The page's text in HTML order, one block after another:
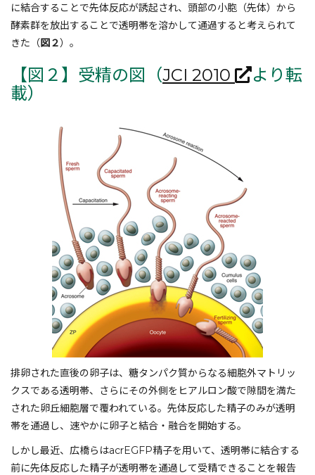
に結合することで先体反応が誘起され、頭部の小胞（先体）から
酵素群を放出することで透明帯を溶かして通過すると考えられて
きた（図２）。
【図２】受精の図（JCI 2010
より転
載）
排卵された直後の卵子は、糖タンパク質からなる細胞外マトリッ
クスである透明帯、さらにその外側をヒアルロン酸で隙間を満た
された卵丘細胞層で覆われている。先体反応した精子のみが透明
帯を通過し、速やかに卵子と結合・融合を開始する。
しかし最近、広橋らはacrEGFP精子を用いて、透明帯に結合する
前に先体反応した精子が透明帯を通過して受精できることを報告